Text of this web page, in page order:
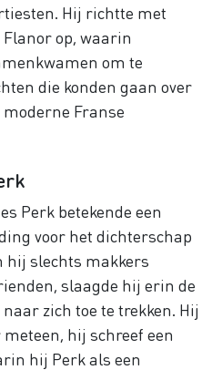
Hij richtte met
op, waarin
om te
die konden gaan over
moderne Franse
Perk betekende een
voor het dichterschap
hij slechts makkers
slaagde hij erin de
zich toe te trekken. Hij
hij schreef een
hij Perk als een